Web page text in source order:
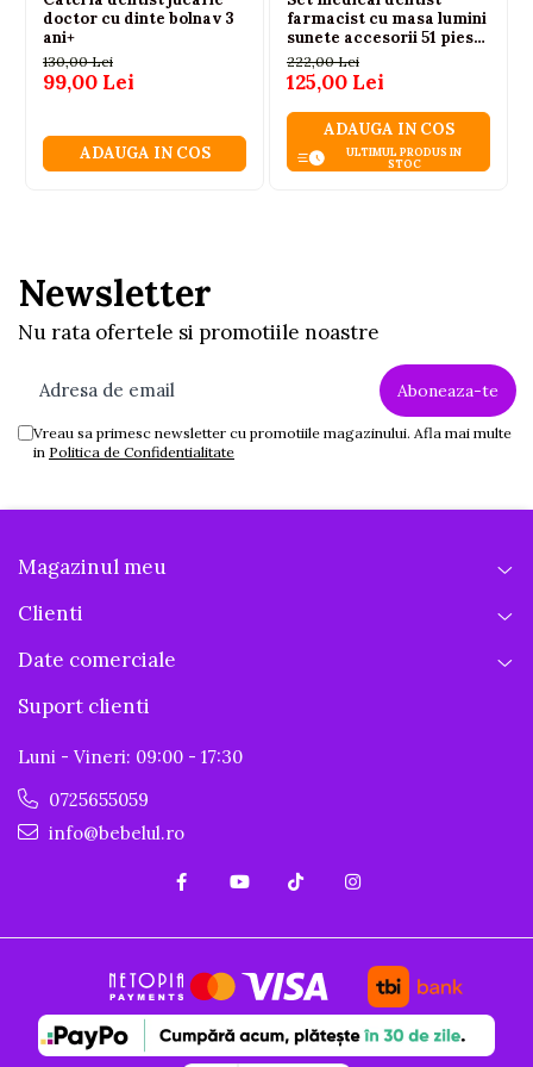
doctor cu dinte bolnav 3
ani+
130,00 Lei
99,00 Lei
ADAUGA IN COS
farmacist cu masa lumini
sunete accesorii 51 piese,
3 ani+
222,00 Lei
125,00 Lei
ADAUGA IN COS
ULTIMUL PRODUS IN
STOC
Newsletter
Nu rata ofertele si promotiile noastre
Vreau sa primesc newsletter cu promotiile magazinului. Afla mai multe
in Politica de Confidentialitate
Magazinul meu
Clienti
Date comerciale
Suport clienti
Luni - Vineri: 09:00 - 17:30
0725655059
info@bebelul.ro